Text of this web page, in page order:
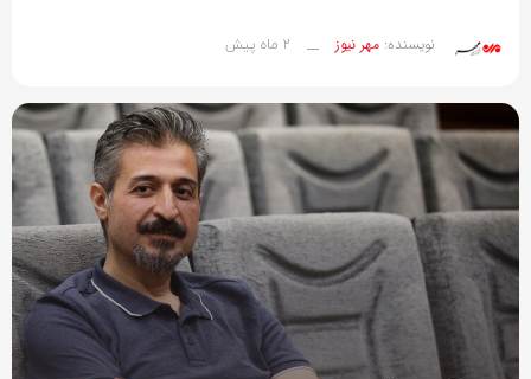
نویسنده: مهر نیوز __ 2 ماه پیش